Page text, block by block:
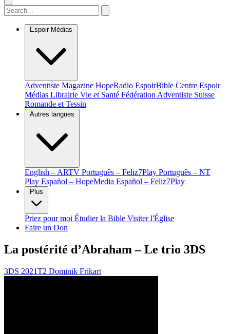
Espoir Médias
Adventiste Magazine HopeRadio EspoirBible Centre Espoir
Médias Librairie Vie et Santé Fédération Adventiste Suisse
Romande et Tessin
Autres langues
English – ARTV Português – Feliz7Play Português – NT
Play Español – HopeMedia Español – Feliz7Play
Plus
Priez pour moi Étudier la Bible Visiter l'Église
Faire un Don
La postérité d’Abraham – Le trio 3DS
3DS 2021T2 Dominik Frikart